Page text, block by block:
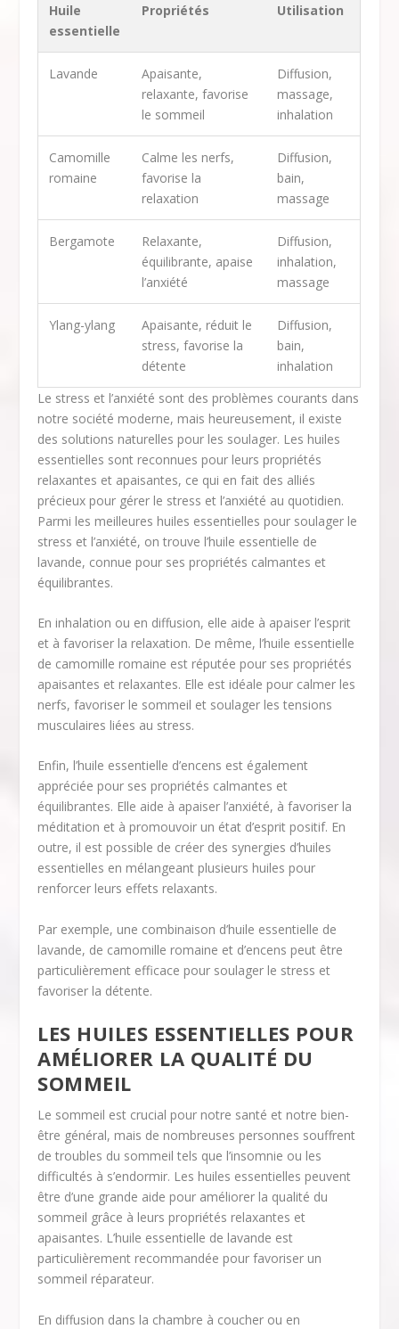
Huile
essentielle
Propriétés Utilisation
Lavande
Apaisante,
relaxante, favorise
le sommeil
Diffusion,
massage,
inhalation
Camomille
romaine
Calme les nerfs,
favorise la
relaxation
Diffusion,
bain,
massage
Bergamote
Relaxante,
équilibrante, apaise
l’anxiété
Diffusion,
inhalation,
massage
Ylang-ylang
Apaisante, réduit le
stress, favorise la
détente
Diffusion,
bain,
inhalation
Le stress et l’anxiété sont des problèmes courants dans
notre société moderne, mais heureusement, il existe
des solutions naturelles pour les soulager. Les huiles
essentielles sont reconnues pour leurs propriétés
relaxantes et apaisantes, ce qui en fait des alliés
précieux pour gérer le stress et l’anxiété au quotidien.
Parmi les meilleures huiles essentielles pour soulager le
stress et l’anxiété, on trouve l’huile essentielle de
lavande, connue pour ses propriétés calmantes et
équilibrantes.
En inhalation ou en diffusion, elle aide à apaiser l’esprit
et à favoriser la relaxation. De même, l’huile essentielle
de camomille romaine est réputée pour ses propriétés
apaisantes et relaxantes. Elle est idéale pour calmer les
nerfs, favoriser le sommeil et soulager les tensions
musculaires liées au stress.
Enfin, l’huile essentielle d’encens est également
appréciée pour ses propriétés calmantes et
équilibrantes. Elle aide à apaiser l’anxiété, à favoriser la
méditation et à promouvoir un état d’esprit positif. En
outre, il est possible de créer des synergies d’huiles
essentielles en mélangeant plusieurs huiles pour
renforcer leurs effets relaxants.
Par exemple, une combinaison d’huile essentielle de
lavande, de camomille romaine et d’encens peut être
particulièrement efficace pour soulager le stress et
favoriser la détente.
LES HUILES ESSENTIELLES POUR
AMÉLIORER LA QUALITÉ DU
SOMMEIL
Le sommeil est crucial pour notre santé et notre bien-
être général, mais de nombreuses personnes souffrent
de troubles du sommeil tels que l’insomnie ou les
difficultés à s’endormir. Les huiles essentielles peuvent
être d’une grande aide pour améliorer la qualité du
sommeil grâce à leurs propriétés relaxantes et
apaisantes. L’huile essentielle de lavande est
particulièrement recommandée pour favoriser un
sommeil réparateur.
En diffusion dans la chambre à coucher ou en